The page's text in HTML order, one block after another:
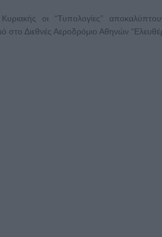
οι “Τυπολογίες”
στο Διεθνές Αεροδρόμιο Αθηνών